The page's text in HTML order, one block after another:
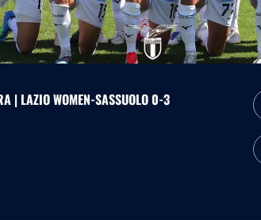
| LAZIO WOMEN-SASSUOLO 0-3